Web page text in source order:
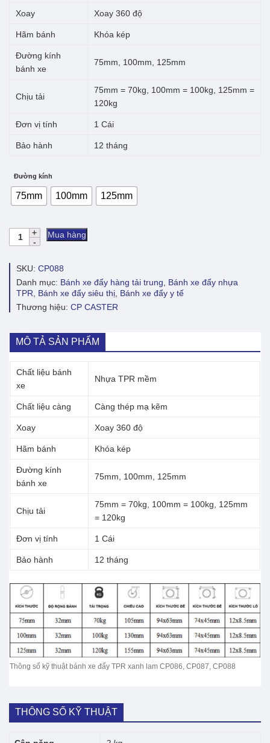
Xoay Xoay 360 độ
Hãm bánh Khóa kép
Đường kính
bánh xe
75mm, 100mm, 125mm
Chịu tải
75mm = 70kg, 100mm = 100kg, 125mm =
120kg
Đơn vị tính 1 Cái
Bảo hành 12 tháng
Đường kính
75mm 100mm 125mm
Bánh
xe
TPR
lam
CP088
xoay
số
lượng
Mua hàng
SKU: CP088
Danh mục: Bánh xe đẩy hàng tải trung, Bánh xe đẩy nhựa
TPR, Bánh xe đẩy siêu thị, Bánh xe đẩy y tế
Thương hiệu: CP CASTER
MÔ TẢ SẢN PHẨM
Chất liệu bánh
xe
Nhựa TPR mềm
Chất liệu càng Càng thép mạ kẽm
Xoay Xoay 360 độ
Hãm bánh Khóa kép
Đường kính
bánh xe
75mm, 100mm, 125mm
Chịu tải
75mm = 70kg, 100mm = 100kg, 125mm
= 120kg
Đơn vị tính 1 Cái
Bảo hành 12 tháng
Thông số kỹ thuật bánh xe đẩy TPR xanh lam CP086, CP087, CP088
THÔNG SỐ KỸ THUẬT